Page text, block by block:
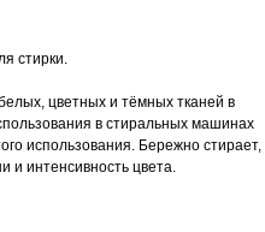
стирки.
цветных и тёмных тканей в
в стиральных машинах
использования. Бережно стирает,
и интенсивность цвета.